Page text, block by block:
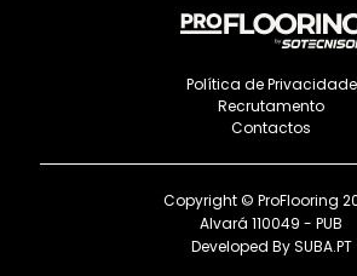
Política de Privacidade
Recrutamento
Contactos
Copyright © ProFlooring
Alvará 110049 - PUB
Developed BySUBA.PT